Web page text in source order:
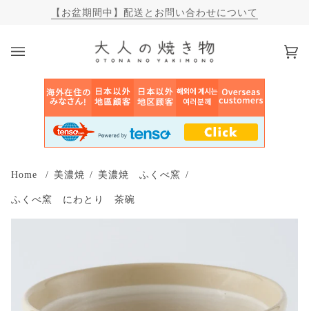
【お盆期間中】配送とお問い合わせについて
カ
Home / 美濃焼 / 美濃焼 ふくべ窯 /
ふくべ窯 にわとり 茶碗